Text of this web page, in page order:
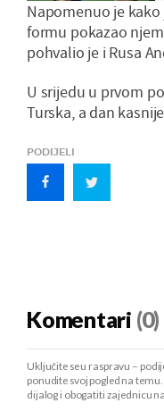
Napomenuo je
formu pokazao
pohvalio je i Rusa
U srijedu u prvom
Turska, a dan
PODIJELI
Komentari (0)
Uključite se u raspravu –
ponudite svoj pogled na
dijalog i obogatiti zajednicu